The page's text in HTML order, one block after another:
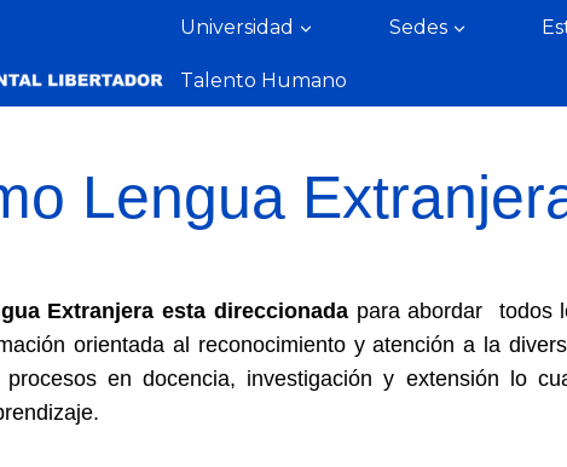
Universidad Sedes
Talento Humano
Lengua
Extranjera esta direccionada para abordar todos
orientada al reconocimiento y atención a la
en docencia, investigación y extensión lo